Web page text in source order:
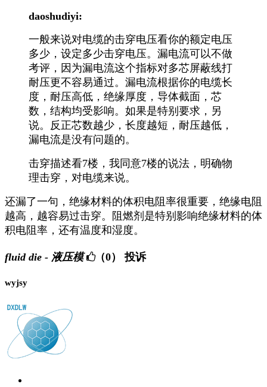
daoshudiyi:
一般来说对电缆的击穿电压看你的额定电压
多少，设定多少击穿电压。漏电流可以不做
考评，因为漏电流这个指标对多芯屏蔽线打
耐压更不容易通过。漏电流根据你的电缆长
度，耐压高低，绝缘厚度，导体截面，芯
数，结构均受影响。如果是特别要求，另
说。反正芯数越少，长度越短，耐压越低，
漏电流是没有问题的。
击穿描述看7楼，我同意7楼的说法，明确物
理击穿，对电缆来说。
还漏了一句，绝缘材料的体积电阻率很重要，绝缘电阻
越高，越容易过击穿。阻燃剂是特别影响绝缘材料的体
积电阻率，还有温度和湿度。
fluid die - 液压模 （0） 投诉
wyjsy